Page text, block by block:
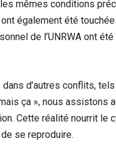
mêmes conditions
également été
de l’UNRWA ont
d’autres conflits,
ça », nous assistons
Cette réalité nourrit le
se reproduire.